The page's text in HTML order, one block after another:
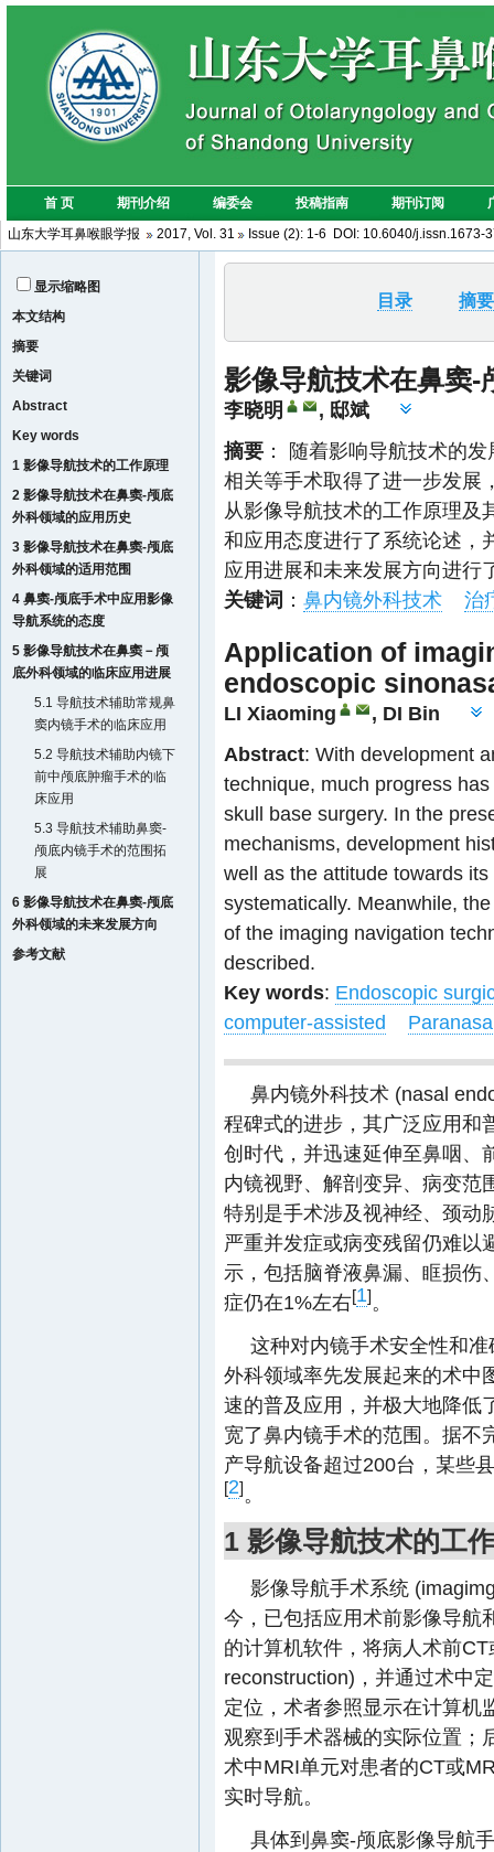
山东大学耳鼻喉眼学报 2017, Vol. 31 Issue (2): 1-6 DOI: 10.6040/j.issn.1673-
显示缩略图
本文结构
摘要
关键词
Abstract
Key words
1 影像导航技术的工作原理
2 影像导航技术在鼻窦-颅底
外科领域的应用历史
3 影像导航技术在鼻窦-颅底
外科领域的适用范围
4 鼻窦-颅底手术中应用影像
导航系统的态度
5 影像导航技术在鼻窦－颅
底外科领域的临床应用进展
5.1 导航技术辅助常规鼻
窦内镜手术的临床应用
5.2 导航技术辅助内镜下
前中颅底肿瘤手术的临
床应用
5.3 导航技术辅助鼻窦-
颅底内镜手术的范围拓
展
6 影像导航技术在鼻窦-颅底
外科领域的未来发展方向
参考文献
目录 摘要
影像导航技术在鼻窦-
李晓明 , 邸斌
摘要 ： 随着影响导航技术的
相关等手术取得了进一步发展
从影像导航技术的工作原理及
和应用态度进行了系统论述，
应用进展和未来发展方向进行
关键词 ： 鼻内镜外科技术 治
Application of
endoscopic
LI Xiaoming , DI Bin
Abstract: With development
technique, much progress
skull base surgery. In the
mechanisms, development
well as the attitude towards
systematically. Meanwhile,
of the imaging navigation
described.
Key words: Endoscopic
computer-assisted
鼻内镜外科技术 (nasal
程碑式的进步，其广泛应用和
创时代，并迅速延伸至鼻咽、
内镜视野、解剖变异、病变范
特别是手术涉及视神经、颈动
严重并发症或病变残留仍难以
示，包括脑脊液鼻漏、眶损伤
症仍在1%左右[1]。
这种对内镜手术安全性和
外科领域率先发展起来的术中
速的普及应用，并极大地降低
宽了鼻内镜手术的范围。据不
产导航设备超过200台，某些
[2]。
1 影像导航技术的工
影像导航手术系统
今，已包括应用术前影像导航
的计算机软件，将病人术前
reconstruction)，并通过术中
定位，术者参照显示在计算机
观察到手术器械的实际位置；
术中MRI单元对患者的CT或
实时导航。
具体到鼻窦-颅底影像导航